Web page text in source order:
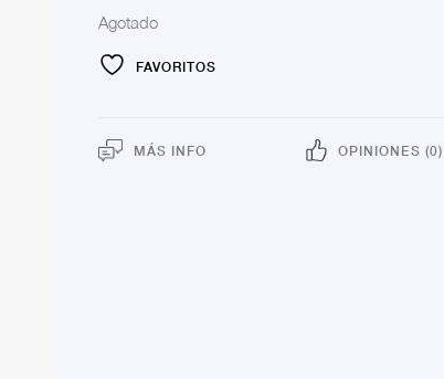
Agotado
FAVORITOS
MÁS INFO OPINIONES (0)